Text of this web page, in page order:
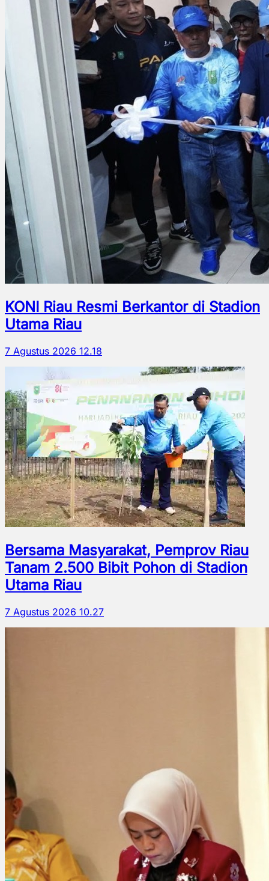
KONI Riau Resmi Berkantor di Stadion
Utama Riau
7 Agustus 2026 12.18
Bersama Masyarakat, Pemprov Riau
Tanam 2.500 Bibit Pohon di Stadion
Utama Riau
7 Agustus 2026 10.27